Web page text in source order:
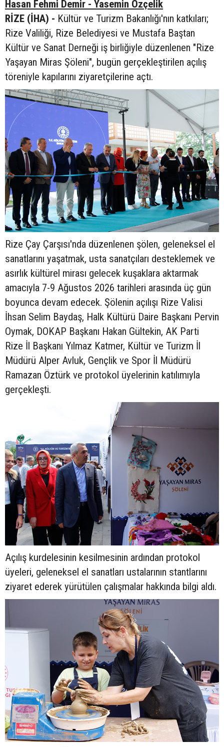
Hasan Fehmi Demir - Yasemin Özçelik
RİZE (İHA) - Kültür ve Turizm Bakanlığı'nın katkıları;
Rize Valiliği, Rize Belediyesi ve Mustafa Baştan
Kültür ve Sanat Derneği iş birliğiyle düzenlenen "Rize
Yaşayan Miras Şöleni", bugün gerçekleştirilen açılış
töreniyle kapılarını ziyaretçilerine açtı.
Rize Çay Çarşısı'nda düzenlenen şölen, geleneksel el
sanatlarını yaşatmak, usta sanatçıları desteklemek ve
asırlık kültürel mirası gelecek kuşaklara aktarmak
amacıyla 7-9 Ağustos 2026 tarihleri arasında üç gün
boyunca devam edecek. Şölenin açılışı Rize Valisi
İhsan Selim Baydaş, Halk Kültürü Daire Başkanı Pervin
Oymak, DOKAP Başkanı Hakan Gültekin, AK Parti
Rize İl Başkanı Yılmaz Katmer, Kültür ve Turizm İl
Müdürü Alper Avluk, Gençlik ve Spor İl Müdürü
Ramazan Öztürk ve protokol üyelerinin katılımıyla
gerçekleşti.
Açılış kurdelesinin kesilmesinin ardından protokol
üyeleri, geleneksel el sanatları ustalarının stantlarını
ziyaret ederek yürütülen çalışmalar hakkında bilgi aldı.